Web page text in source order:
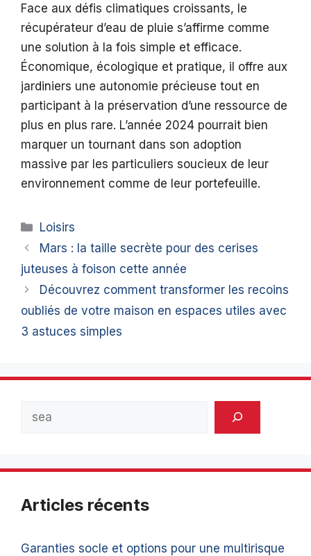
Face aux défis climatiques croissants, le
récupérateur d’eau de pluie s’affirme comme
une solution à la fois simple et efficace.
Économique, écologique et pratique, il offre aux
jardiniers une autonomie précieuse tout en
participant à la préservation d’une ressource de
plus en plus rare. L’année 2024 pourrait bien
marquer un tournant dans son adoption
massive par les particuliers soucieux de leur
environnement comme de leur portefeuille.
Catégories
Loisirs
Mars : la taille secrète pour des cerises
juteuses à foison cette année
Découvrez comment transformer les recoins
oubliés de votre maison en espaces utiles avec
3 astuces simples
Articles récents
Garanties socle et options pour une multirisque